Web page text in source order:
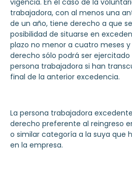
vigencia. En el caso de la
trabajadora, con al menos una
de un año, tiene derecho a que
posibilidad de situarse en
plazo no menor a cuatro meses y
derecho sólo podrá ser
persona trabajadora si han
final de la anterior excedencia.
La persona trabajadora
derecho preferente al reingreso
o similar categoría a la suya que
en la empresa.